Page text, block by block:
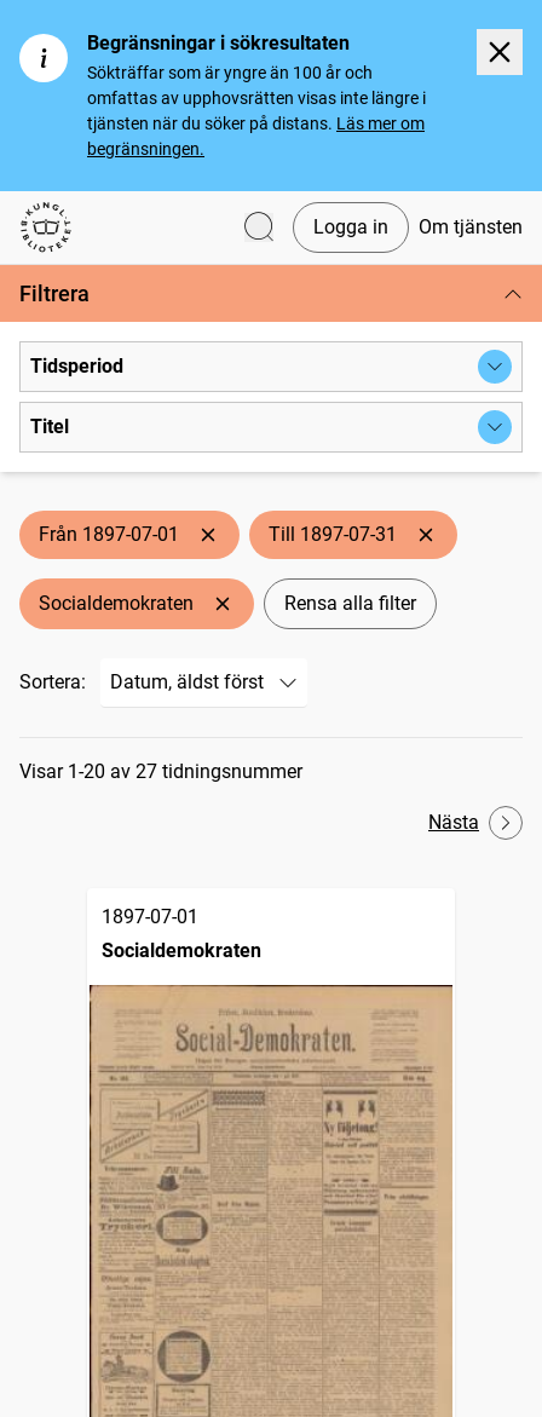
Begränsningar i sökresultaten
Sökträffar som är yngre än 100 år och
omfattas av upphovsrätten visas inte längre i
tjänsten när du söker på distans. Läs mer om
begränsningen.
Svenska tidningar
Logga in Om tjänsten
Filtrera
Tidsperiod
Titel
Från 1897-07-01 Till 1897-07-31
Socialdemokraten Rensa alla filter
Sortera:
Sökresultat
Visar 1-20 av 27 tidningsnummer
Nästa
1897-07-01
Socialdemokraten